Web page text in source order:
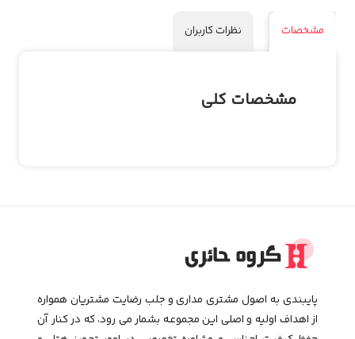
مشخصات نظرات کاربران
مشخصات کلی
پایبندی به اصول مشتری مداری و جلب رضایت مشتریان همواره
از اهداف اولیه و اصلی این مجموعـه بشمار می رود، که در کنار آن